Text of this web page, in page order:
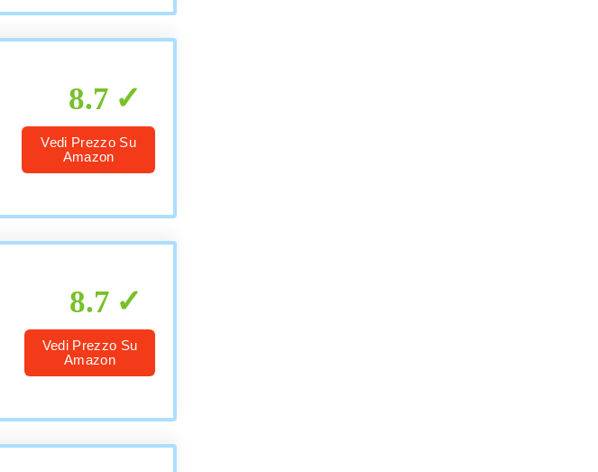
8.7
Vedi Prezzo Su
Amazon
8.7
Vedi Prezzo Su
Amazon